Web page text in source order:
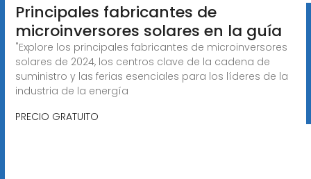
Principales fabricantes de
microinversores solares en la guía
"Explore los principales fabricantes de microinversores
solares de 2024, los centros clave de la cadena de
suministro y las ferias esenciales para los líderes de la
industria de la energía
PRECIO GRATUITO